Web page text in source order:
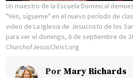
Un maestro de la Escuela Dominical
"Ven, sígueme" en el nuevo período de
video de La Iglesia de Jesucristo de los
para ver el domingo, 6 de septiembre de
ChurchofJesusChrist.org
Por Mary Richards